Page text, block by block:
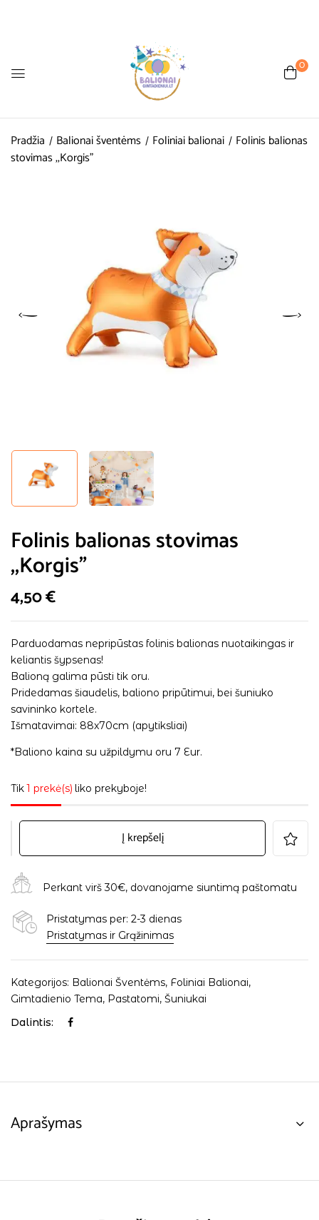
0
Pradžia Balionai šventėms Foliniai balionai
Folinis balionas
stovimas ,,Korgis”
Folinis balionas stovimas
,,Korgis”
4,50€
Parduodamas nepripūstas folinis balionas nuotaikingas ir
keliantis šypsenas!
Balioną galima pūsti tik oru.
Pridedamas šiaudelis, baliono pripūtimui, bei šuniuko
savininko kortele.
Išmatavimai: 88x70cm (apytiksliai)
*Baliono kaina su užpildymu oru 7 Eur.
Tik1 prekė(s) liko prekyboje!
Į krepšelį
Perkant virš 30€, dovanojame siuntimą paštomatu
Pristatymas per: 2-3 dienas
Pristatymas ir Grąžinimas
Kategorijos: Balionai Šventėms, Foliniai Balionai,
Gimtadienio Tema, Pastatomi, Šuniukai
Dalintis:
Aprašymas